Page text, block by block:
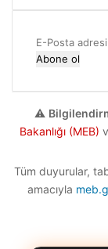
E-
Posta
giriniz
⚠️
Bakanlığı (MEB)
Tüm duyurular,
amacıyla